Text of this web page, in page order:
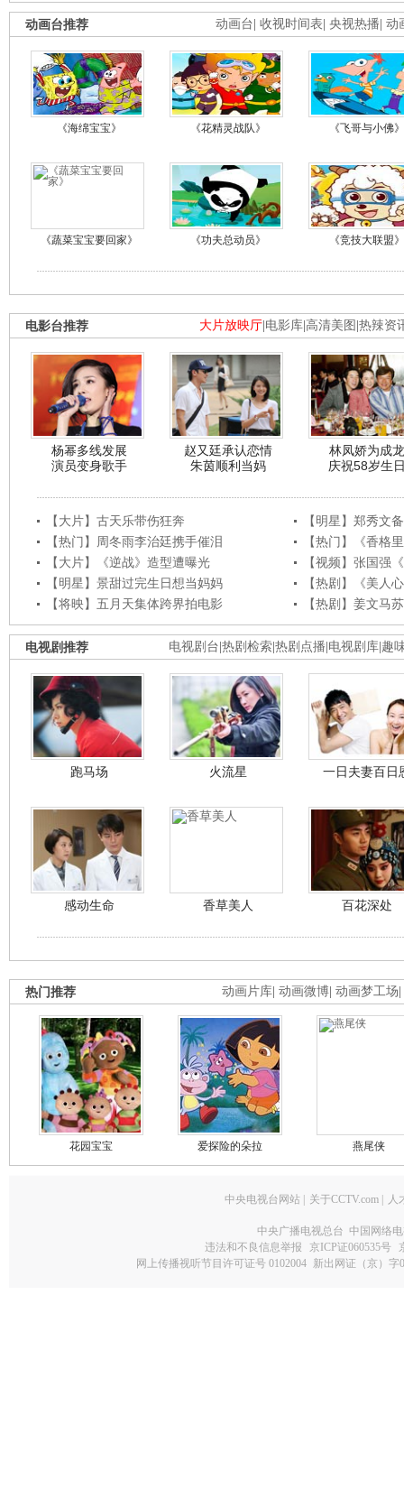
动画台 收视时间表 央视热播 动
动画台推荐
《海绵宝宝》 《花精灵战队》 《飞哥与小佛》
《蔬菜宝宝要回家》 《功夫总动员》 《竞技大联盟》
大片放映厅 电影库 高清美图 热辣资
电影台推荐
杨幂多线发展
演员变身歌手
赵又廷承认恋情
朱茵顺利当妈
林凤娇为成龙
庆祝58岁生
【大片】古天乐带伤狂奔
【明星】郑秀文
【热门】周冬雨李治廷携手催泪
【热门】《香格
【大片】《逆战》造型遭曝光
【视频】张国强
【明星】景甜过完生日想当妈妈
【热剧】《美人
【将映】五月天集体跨界拍电影
【热剧】姜文马
电视剧台 热剧检索 热剧点播 电视剧库 趣
电视剧推荐
跑马场 火流星 一日夫妻百日
感动生命 香草美人 百花深处
动画片库 动画微博 动画梦工场
热门推荐
花园宝宝 爱探险的朵拉 燕尾侠
中央电视台网站 关于CCTV.com 人
中央广播电视总台 中国网络
违法和不良信息举报
京ICP证060535号
网上传播视听节目许可证号 0102004 新出网证（京）